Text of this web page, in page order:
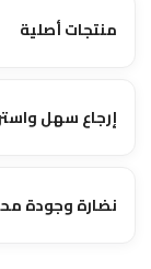
منتجات أصلية
إرجاع سهل
نضارة وجودة